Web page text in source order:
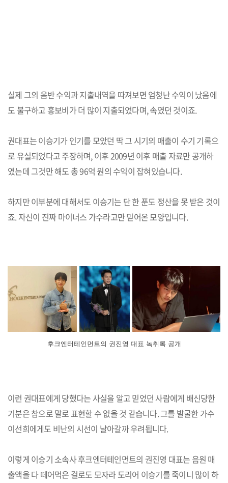
실제 그의 음반 수익과 지출내역을 따져보면 엄청난 수익이 났음에
도 불구하고 홍보비가 더 많이 지출되었다며, 속였던 것이죠.
권대표는 이승기가 인기를 모았던 딱 그 시기의 매출이 수기 기록으
로 유실되었다고 주장하며, 이후 2009년 이후 매출 자료만 공개하
였는데 그것만 해도 총 96억 원의 수익이 잡혀있습니다.
하지만 이부분에 대해서도 이승기는 단 한 푼도 정산을 못 받은 것이
죠. 자신이 진짜 마이너스 가수라고만 믿어온 모양입니다.
후크엔터테인먼트의 권진영 대표 녹취록 공개
이런 권대표에게 당했다는 사실을 알고 믿었던 사람에게 배신당한
기분은 참으로 말로 표현할 수 없을 것 같습니다. 그를 발굴한 가수
이선희에게도 비난의 시선이 날아갈까 우려됩니다.
이렇게 이승기 소속사 후크엔터테인먼트의 권진영 대표는 음원 매
출액을 다 떼어먹은 걸로도 모자라 도리어 이승기를 죽이니 많이 하